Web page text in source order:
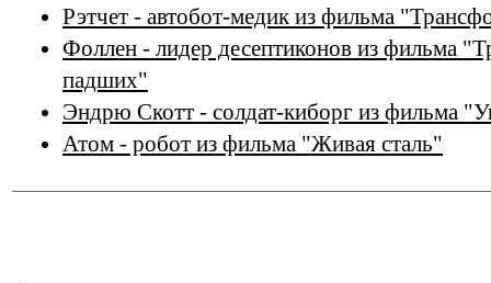
Рэтчет - автобот-медик из фильма
Фоллен - лидер десептиконов из фильма
падших"
Эндрю Скотт - солдат-киборг из фильма
Атом - робот из фильма "Живая сталь"